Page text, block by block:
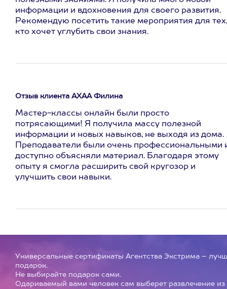
информации и вдохновения для своего развития.
Рекомендую посетить такие мероприятия для тех,
кто хочет углубить свои знания.
Отзыв клиента АХАА Филина
Мастер-классы онлайн были просто
потрясающими! Я получила массу полезной
информации и новых навыков, не выходя из дома.
Преподаватели были очень профессиональными
доступно объясняли материал. Благодаря этому
опыту я смогла расширить свой кругозор и
улучшить свои навыки.
Универсальные сертификаты Агентства Экстрима –
подарок.
Не выбирайте подарок сами.
Одариваемый вами человек сам выберет развлечение из